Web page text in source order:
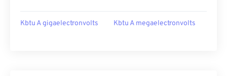
Kbtu A gigaelectronvolts Kbtu A megaelectronvolts